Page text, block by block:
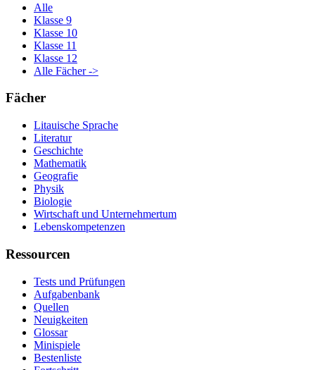
Alle
Klasse 9
Klasse 10
Klasse 11
Klasse 12
Alle Fächer ->
Fächer
Litauische Sprache
Literatur
Geschichte
Mathematik
Geografie
Physik
Biologie
Wirtschaft und Unternehmertum
Lebenskompetenzen
Ressourcen
Tests und Prüfungen
Aufgabenbank
Quellen
Neuigkeiten
Glossar
Minispiele
Bestenliste